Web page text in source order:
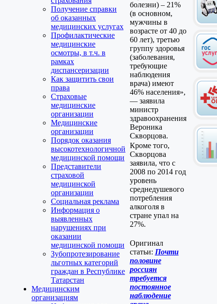
Получение справки
об оказанных
медицинских услугах
Профилактические
медицинские
осмотры, в т.ч. в
рамках
диспансеризации
Как защитить свои
права
Страховые
медицинские
организации
Медицинские
организации
Порядок оказания
высокотехнологичной
медицинской помощи
Представители
страховой
медицинской
организации
Социальная реклама
Информация о
выявленных
нарушениях при
оказании
медицинской помощи
Зубопротезирование
льготных категорий
граждан в Республике
Татарстан
Медицинским
организациям
болезни) – 21%
(в основном,
мужчины в
возрасте от 40 до
60 лет), третью
группу здоровья
(заболевания,
требующие
наблюдения
врача) имеют
46% населения»,
— заявила
министр
здравоохранения
Вероника
Скворцова.
Кроме того,
Скворцова
заявила, что с
2008 по 2014 год
уровень
среднедушевого
потребления
алкоголя в
стране упал на
27%.
Оригинал
статьи: Почти
половине
россиян
требуется
постоянное
наблюдение